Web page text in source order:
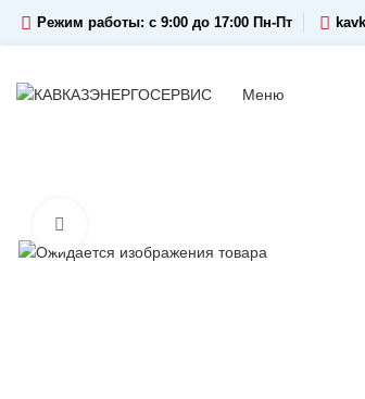
Режим работы: c 9:00 до 17:00 Пн-Пт
Меню